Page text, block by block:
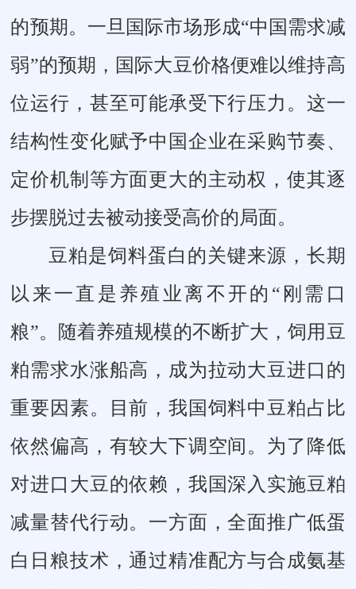
的预期。一旦国际市场形成“中国需求减
弱”的预期，国际大豆价格便难以维持高
位运行，甚至可能承受下行压力。这一
结构性变化赋予中国企业在采购节奏、
定价机制等方面更大的主动权，使其逐
步摆脱过去被动接受高价的局面。
豆粕是饲料蛋白的关键来源，长期
以来一直是养殖业离不开的“刚需口
粮”。随着养殖规模的不断扩大，饲用豆
粕需求水涨船高，成为拉动大豆进口的
重要因素。目前，我国饲料中豆粕占比
依然偏高，有较大下调空间。为了降低
对进口大豆的依赖，我国深入实施豆粕
减量替代行动。一方面，全面推广低蛋
白日粮技术，通过精准配方与合成氨基